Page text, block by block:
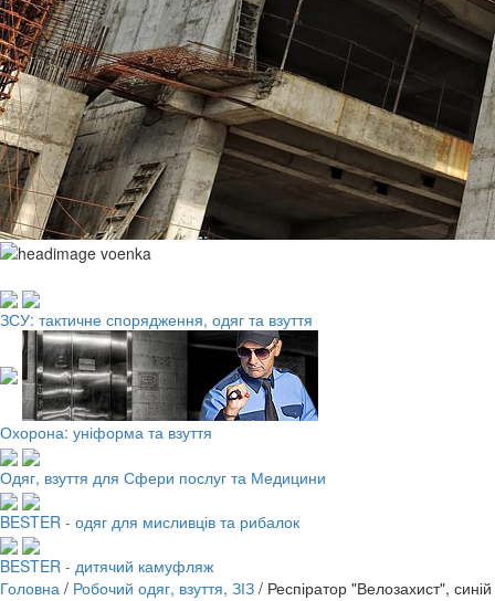
ЗСУ: тактичне спорядження, одяг та взуття
Охорона: уніформа та взуття
Одяг, взуття для Сфери послуг та Медицини
BESTER - одяг для мисливців та рибалок
BESTER - дитячий камуфляж
Головна / Робочий одяг, взуття, ЗІЗ / Респіратор "Велозахист", синій